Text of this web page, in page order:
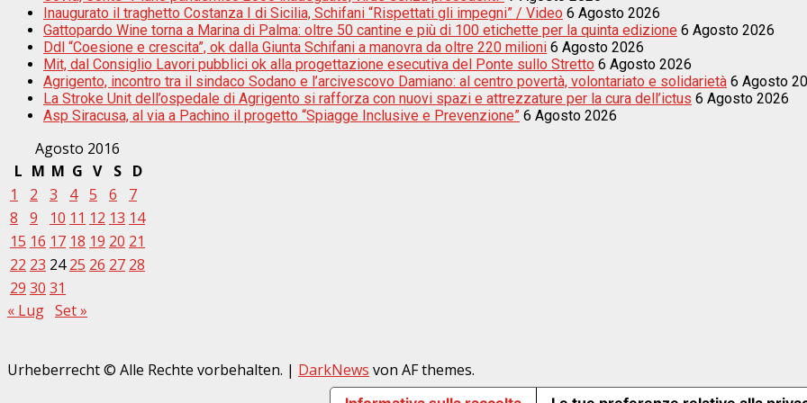
Inaugurato il traghetto Costanza I di Sicilia, Schifani “Rispettati gli impegni” / Video 6 Agosto 2026
Gattopardo Wine torna a Marina di Palma: oltre 50 cantine e più di 100 etichette per la quinta edizione 6 Agosto 2026
Ddl “Coesione e crescita”, ok dalla Giunta Schifani a manovra da oltre 220 milioni 6 Agosto 2026
Mit, dal Consiglio Lavori pubblici ok alla progettazione esecutiva del Ponte sullo Stretto 6 Agosto 2026
Agrigento, incontro tra il sindaco Sodano e l’arcivescovo Damiano: al centro povertà, volontariato e solidarietà 6 Agosto
La Stroke Unit dell’ospedale di Agrigento si rafforza con nuovi spazi e attrezzature per la cura dell’ictus 6 Agosto 2026
Asp Siracusa, al via a Pachino il progetto “Spiagge Inclusive e Prevenzione” 6 Agosto 2026
Agosto 2016
L M M G V S
D
1
2 3 4 5 6
7
8
9 10 11 12 13 14
15 16 17 18 19 20 21
22 23 24 25 26 27 28
29 30 31
« Lug Set »
Urheberrecht © Alle Rechte vorbehalten. | DarkNews von AF themes.